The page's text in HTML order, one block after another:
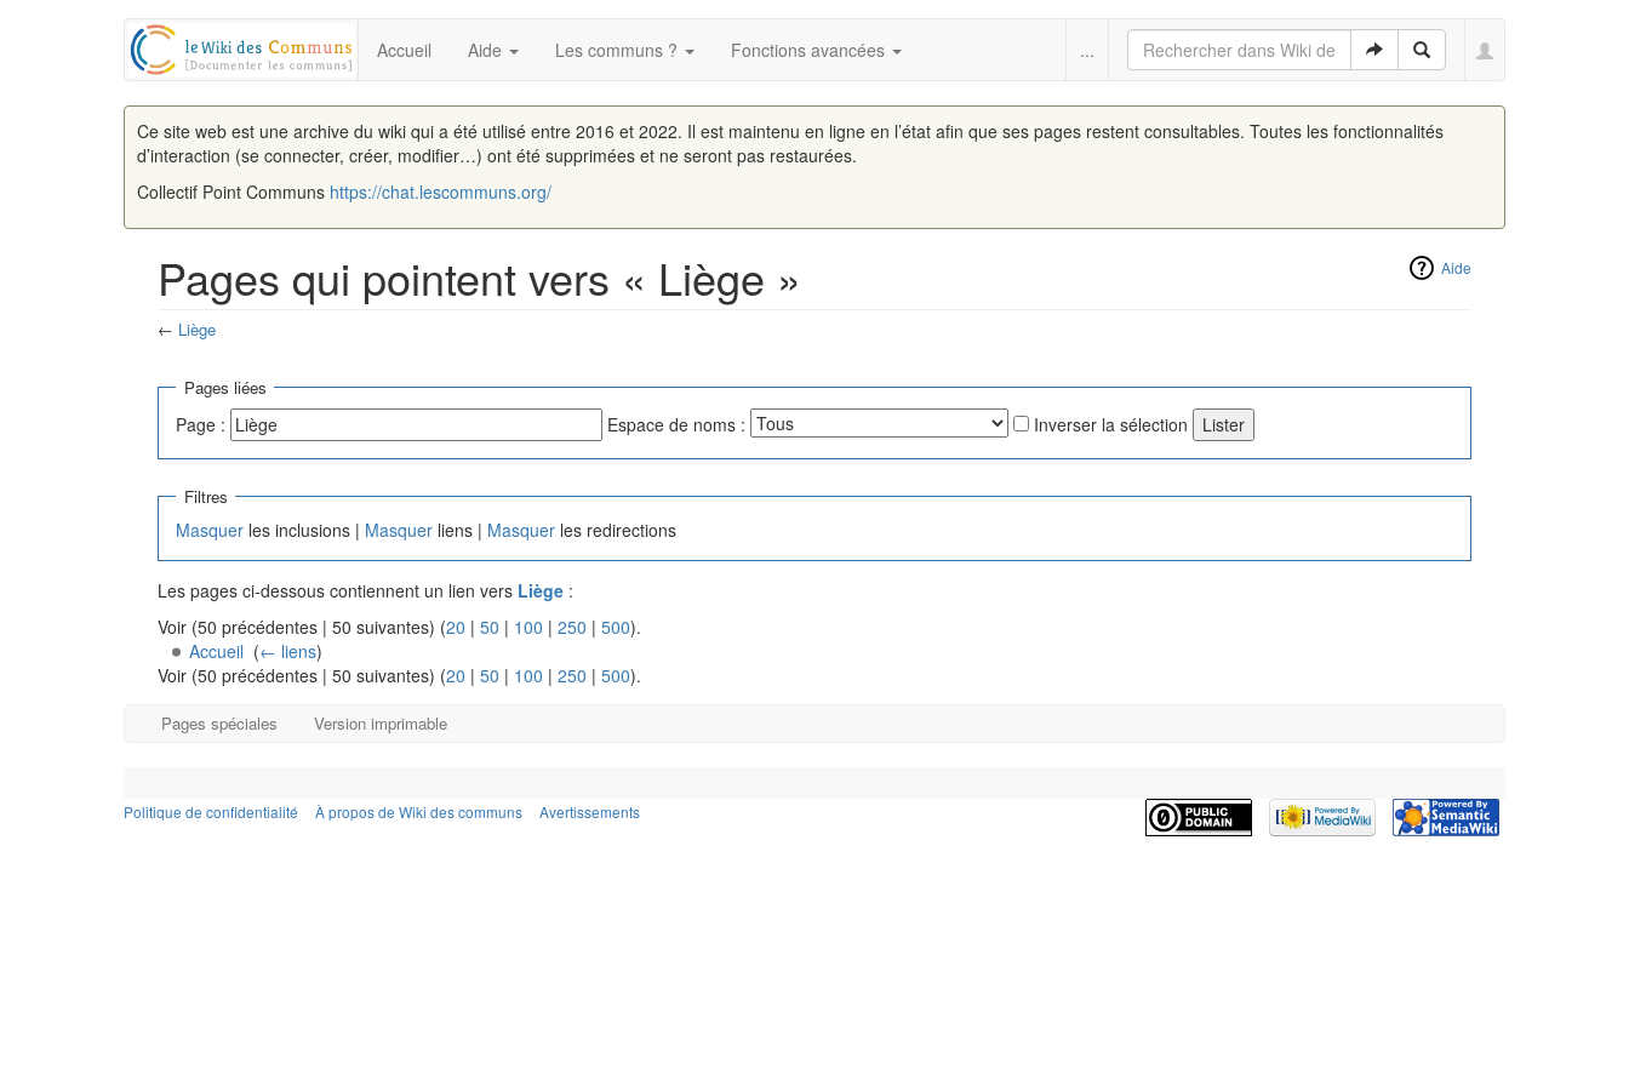
Accueil Aide Les communs ? Fonctions avancées ...
Ce site web est une archive du wiki qui a été utilisé entre 2016 et 2022. Il est maintenu en ligne en l’état afin que ses pages restent consultables. Toutes les fonctionnalités
d’interaction (se connecter, créer, modifier…) ont été supprimées et ne seront pas restaurées.
Collectif Point Communs https://chat.lescommuns.org/
Aide
Pages qui pointent vers « Liège »
← Liège
Pages liées
Page : Espace de noms : Inverser la sélection
Filtres
Masquer les inclusions | Masquer liens | Masquer les redirections
Les pages ci-dessous contiennent un lien vers Liège :
Voir (50 précédentes | 50 suivantes) (20 | 50 | 100 | 250 | 500).
Accueil (← liens)
Voir (50 précédentes | 50 suivantes) (20 | 50 | 100 | 250 | 500).
Pages spéciales Version imprimable
Politique de confidentialité À propos de Wiki des communs Avertissements